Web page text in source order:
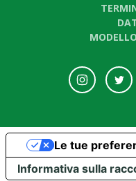
Informativa sulla
Le tue